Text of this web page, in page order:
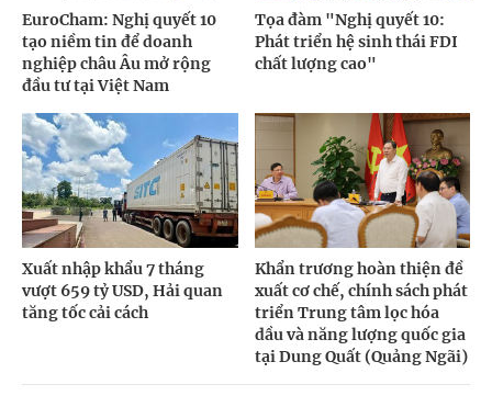
EuroCham: Nghị quyết 10
tạo niềm tin để doanh
nghiệp châu Âu mở rộng
đầu tư tại Việt Nam
Tọa đàm "Nghị quyết 10:
Phát triển hệ sinh thái FDI
chất lượng cao"
Xuất nhập khẩu 7 tháng
vượt 659 tỷ USD, Hải quan
tăng tốc cải cách
Khẩn trương hoàn thiện đề
xuất cơ chế, chính sách phát
triển Trung tâm lọc hóa
dầu và năng lượng quốc gia
tại Dung Quất (Quảng Ngãi)